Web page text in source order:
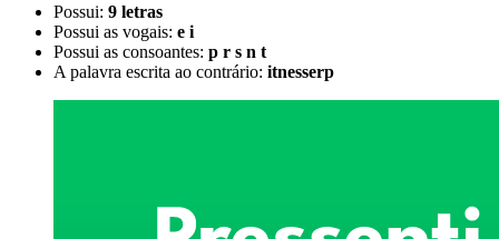
Possui: 9 letras
Possui as vogais: e i
Possui as consoantes: p r s n t
A palavra escrita ao contrário: itnesserp